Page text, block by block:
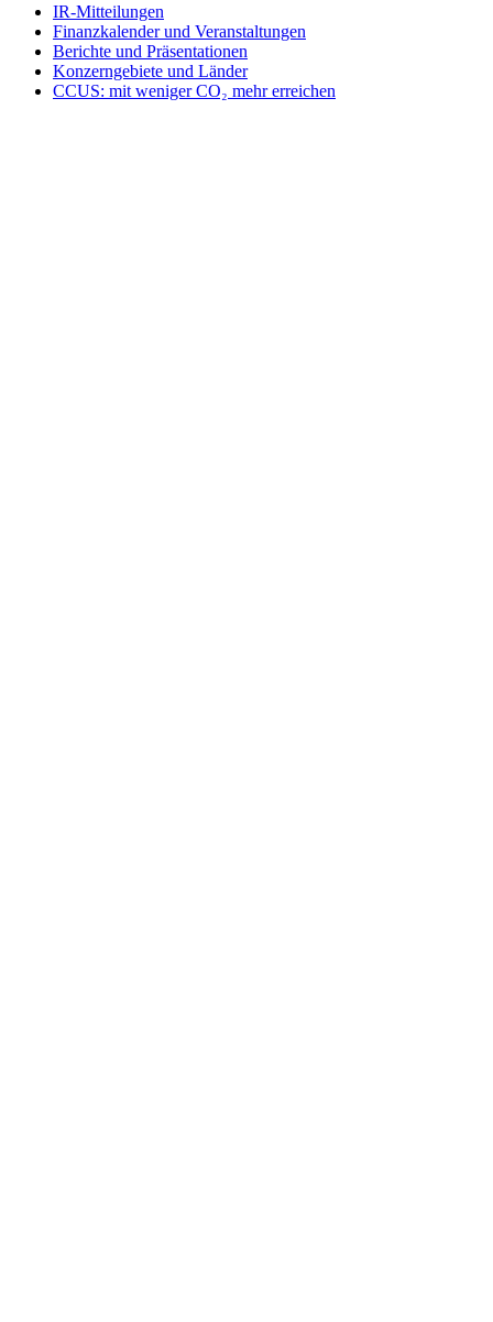
IR-Mitteilungen
Finanzkalender und Veranstaltungen
Berichte und Präsentationen
Konzerngebiete und Länder
CCUS: mit weniger CO₂ mehr erreichen